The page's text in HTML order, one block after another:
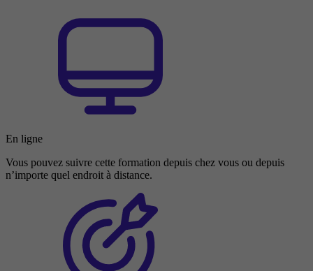
En ligne
Vous pouvez suivre cette formation depuis chez vous ou depuis
n’importe quel endroit à distance.